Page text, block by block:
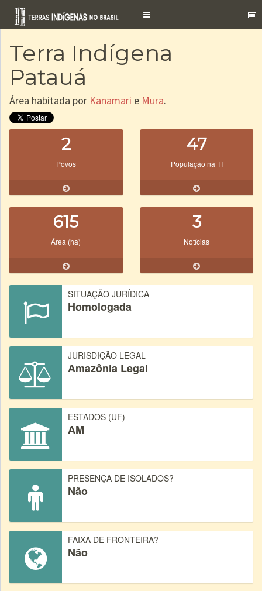
Toggle
Terra Indígena
Patauá
Área habitada por Kanamari e Mura.
2
Povos
47
População na TI
615
Área (ha)
3
Notícias
SITUAÇÃO JURÍDICA
Homologada
JURISDIÇÃO LEGAL
Amazônia Legal
ESTADOS (UF)
AM
PRESENÇA DE ISOLADOS?
Não
FAIXA DE FRONTEIRA?
Não